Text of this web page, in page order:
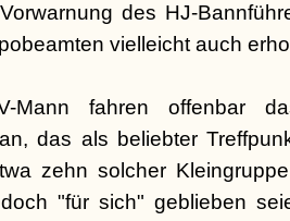
des HJ-
vielleicht auch
fahren offenbar
das als beliebter
zehn solcher
"für sich" geblieben